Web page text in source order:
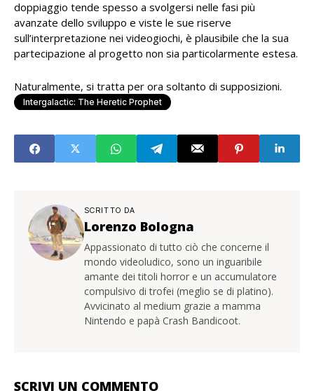
doppiaggio tende spesso a svolgersi nelle fasi più
avanzate dello sviluppo e viste le sue riserve
sull’interpretazione nei videogiochi, è plausibile che la sua
partecipazione al progetto non sia particolarmente estesa.
Naturalmente, si tratta per ora soltanto di supposizioni.
Intergalactic: The Heretic Prophet
SCRITTO DA
Lorenzo Bologna
Appassionato di tutto ciò che concerne il
mondo videoludico, sono un inguaribile
amante dei titoli horror e un accumulatore
compulsivo di trofei (meglio se di platino).
Avvicinato al medium grazie a mamma
Nintendo e papà Crash Bandicoot.
SCRIVI UN COMMENTO